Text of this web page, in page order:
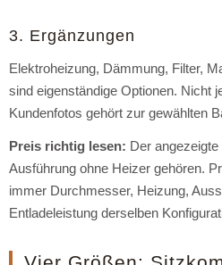
3. Ergänzungen
Elektroheizung, Dämmung, Filter,
sind eigenständige Optionen. Nicht
Kundenfotos gehört zur gewählten
Preis richtig lesen: Der
Ausführung ohne Heizer gehören.
immer Durchmesser, Heizung,
Entladeleistung derselben